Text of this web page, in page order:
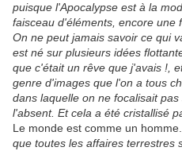
puisque l'Apocalypse est à la
faisceau d'éléments, encore une
On ne peut jamais savoir ce qui
est né sur plusieurs idées
que c'était un rêve que j'avais !,
genre d'images que l'on a tous
dans laquelle on ne focalisait
l'absent. Et cela a été cristallisé
Le monde est comme un
que toutes les affaires terrestres